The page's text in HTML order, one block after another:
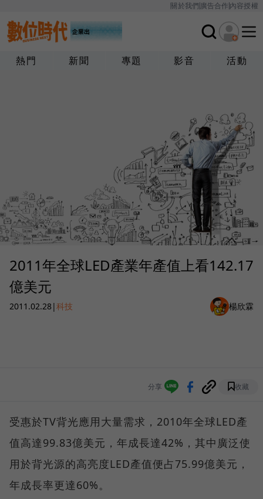
關於我們廣告合作內容授權
熱門 新聞 專題 影音 活動
2011年全球LED產業年產值上看142.17
億美元
2011.02.28|科技 楊欣霖
分享 收藏
受惠於TV背光應用大量需求，2010年全球LED產
值高達99.83億美元，年成長達42%，其中廣泛使
用於背光源的高亮度LED產值便占75.99億美元，
年成長率更達60%。